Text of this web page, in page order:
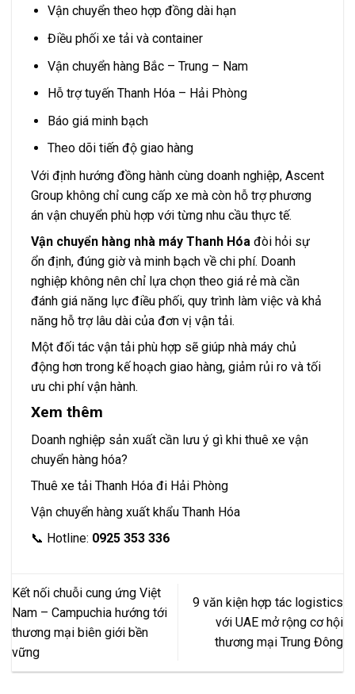
Vận chuyển theo hợp đồng dài hạn
Điều phối xe tải và container
Vận chuyển hàng Bắc – Trung – Nam
Hỗ trợ tuyến Thanh Hóa – Hải Phòng
Báo giá minh bạch
Theo dõi tiến độ giao hàng
Với định hướng đồng hành cùng doanh nghiệp, Ascent
Group không chỉ cung cấp xe mà còn hỗ trợ phương
án vận chuyển phù hợp với từng nhu cầu thực tế.
Vận chuyển hàng nhà máy Thanh Hóa đòi hỏi sự
ổn định, đúng giờ và minh bạch về chi phí. Doanh
nghiệp không nên chỉ lựa chọn theo giá rẻ mà cần
đánh giá năng lực điều phối, quy trình làm việc và khả
năng hỗ trợ lâu dài của đơn vị vận tải.
Một đối tác vận tải phù hợp sẽ giúp nhà máy chủ
động hơn trong kế hoạch giao hàng, giảm rủi ro và tối
ưu chi phí vận hành.
Xem thêm
Doanh nghiệp sản xuất cần lưu ý gì khi thuê xe vận
chuyển hàng hóa?
Thuê xe tải Thanh Hóa đi Hải Phòng
Vận chuyển hàng xuất khẩu Thanh Hóa
📞 Hotline: 0925 353 336
Kết nối chuỗi cung ứng Việt
Nam – Campuchia hướng tới
thương mại biên giới bền
vững
9 văn kiện hợp tác logistics
với UAE mở rộng cơ hội
thương mại Trung Đông